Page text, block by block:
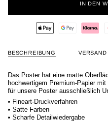
IN DEN
BESCHREIBUNG VERSAND
Das Poster hat eine matte
hochwertigem Premium-Papier
für unsere Poster ausschließlich
• Fineart-Druckverfahren
• Satte Farben
• Scharfe Detailwiedergabe